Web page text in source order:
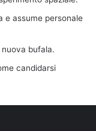
e assume personale
bufala.
candidarsi